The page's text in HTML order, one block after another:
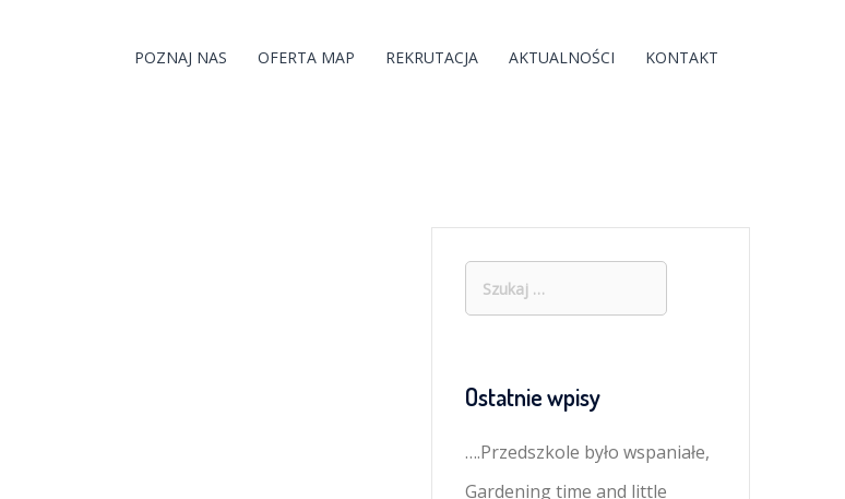
POZNAJ NAS OFERTA MAP REKRUTACJA AKTUALNOŚCI KONTAKT
Ostatnie wpisy
….Przedszkole było wspaniałe,
Gardening time and little